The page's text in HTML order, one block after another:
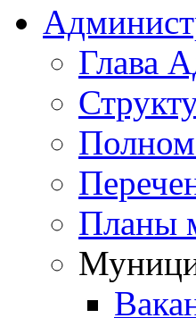
Глава
Планы